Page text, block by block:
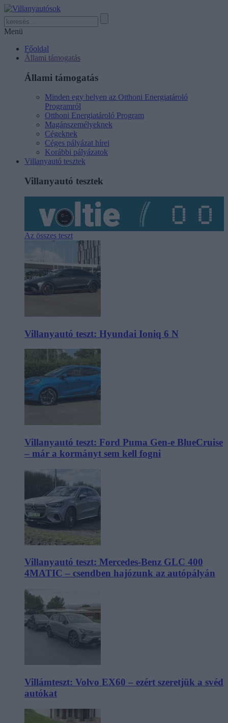
Menü
Főoldal
Állami támogatás
Állami támogatás
Minden egy helyen az Otthoni Energiatároló
Programról
Otthoni Energiatároló Program
Magánszemélyeknek
Cégeknek
Céges pályázat hírei
Korábbi pályázatok
Villanyautó tesztek
Villanyautó tesztek
Az összes teszt
Villanyautó teszt: Hyundai Ioniq 6 N
Villanyautó teszt: Ford Puma Gen-e BlueCruise
– már a kormányt sem kell fogni
Villanyautó teszt: Mercedes-Benz GLC 400
4MATIC – csendben hajózunk az autópályán
Villámteszt: Volvo EX60 – ezért szeretjük a svéd
autókat